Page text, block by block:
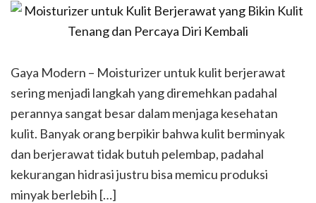
Gaya Modern – Moisturizer untuk kulit berjerawat
sering menjadi langkah yang diremehkan padahal
perannya sangat besar dalam menjaga kesehatan
kulit. Banyak orang berpikir bahwa kulit berminyak
dan berjerawat tidak butuh pelembap, padahal
kekurangan hidrasi justru bisa memicu produksi
minyak berlebih […]